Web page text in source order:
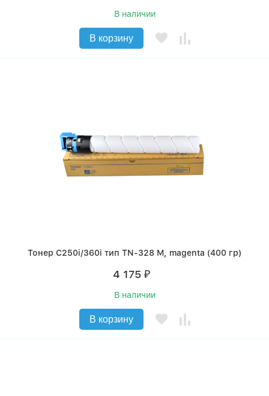
В наличии
В корзину
Тонер C250i/360i тип TN-328 M, magenta (400 гр)
4 175 ₽
В наличии
В корзину